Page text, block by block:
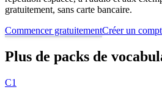
gratuitement, sans carte bancaire.
Commencer gratuitementCréer un
Plus de packs de
C1